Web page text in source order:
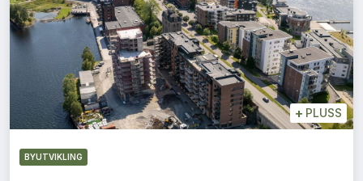
+ PLUSS
BYUTVIKLING